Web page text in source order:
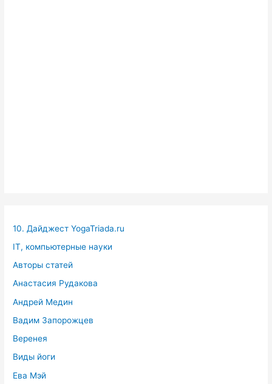
10. Дайджест YogaTriada.ru
IT, компьютерные науки
Авторы статей
Анастасия Рудакова
Андрей Медин
Вадим Запорожцев
Веренея
Виды йоги
Ева Мэй